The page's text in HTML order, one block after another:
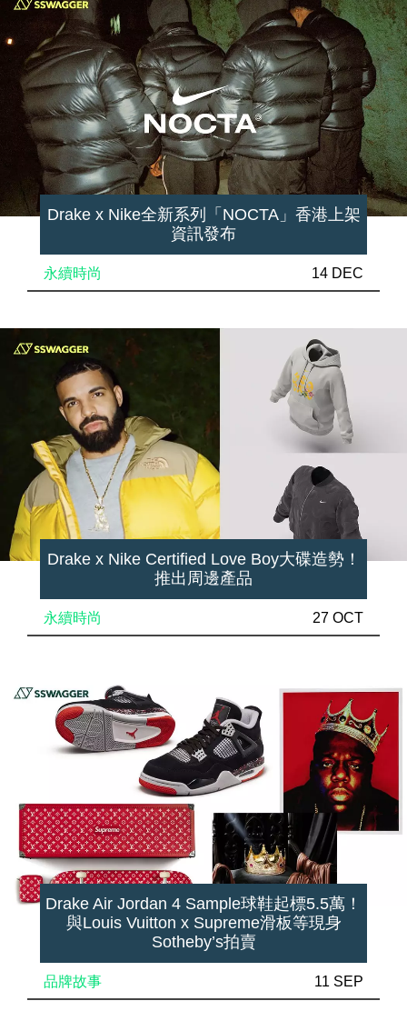
Drake x Nike全新系列「NOCTA」香港上架
資訊發布
永續時尚 14 DEC
Drake x Nike Certified Love Boy大碟造勢！
推出周邊產品
永續時尚 27 OCT
Drake Air Jordan 4 Sample球鞋起標5.5萬！
與Louis Vuitton x Supreme滑板等現身
Sotheby’s拍賣
品牌故事 11 SEP